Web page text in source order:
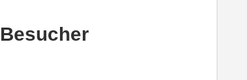
Besucher